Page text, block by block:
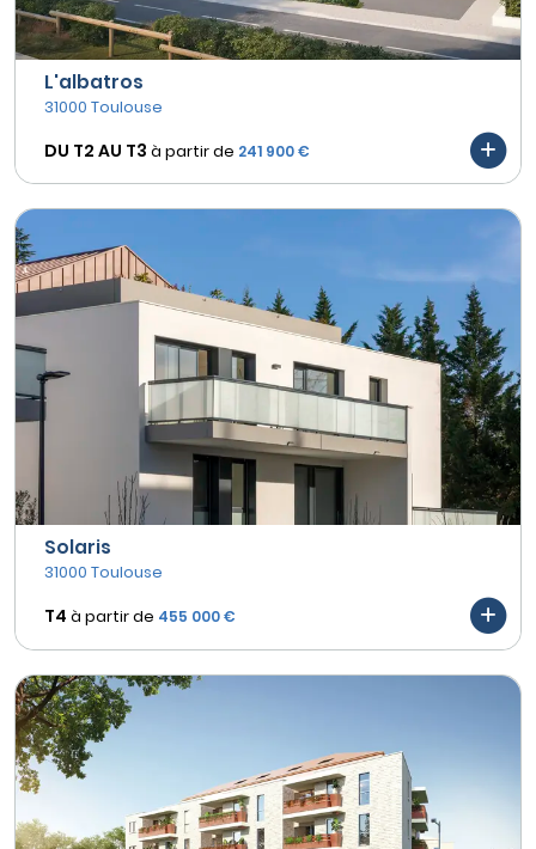
L'albatros
31000 Toulouse
DU T2 AU T3 à partir de 241 900 €
Solaris
31000 Toulouse
T4 à partir de 455 000 €